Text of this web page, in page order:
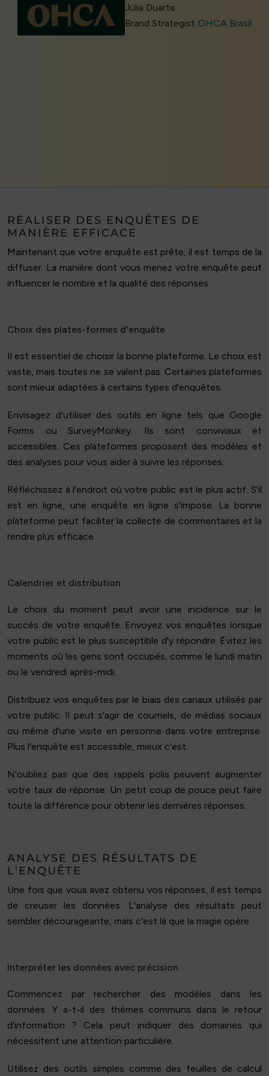
Júlia Duarte
Brand Strategist OHCA Brasil
RÉALISER DES ENQUÊTES DE
MANIÈRE EFFICACE
Maintenant que votre enquête est prête, il est temps de la
diffuser. La manière dont vous menez votre enquête peut
influencer le nombre et la qualité des réponses.
Choix des plates-formes d'enquête
Il est essentiel de choisir la bonne plateforme. Le choix est
vaste, mais toutes ne se valent pas. Certaines plateformes
sont mieux adaptées à certains types d'enquêtes.
Envisagez d'utiliser des outils en ligne tels que Google
Forms ou SurveyMonkey. Ils sont conviviaux et
accessibles. Ces plateformes proposent des modèles et
des analyses pour vous aider à suivre les réponses.
Réfléchissez à l'endroit où votre public est le plus actif. S'il
est en ligne, une enquête en ligne s'impose. La bonne
plateforme peut faciliter la collecte de commentaires et la
rendre plus efficace.
Calendrier et distribution
Le choix du moment peut avoir une incidence sur le
succès de votre enquête. Envoyez vos enquêtes lorsque
votre public est le plus susceptible d'y répondre. Évitez les
moments où les gens sont occupés, comme le lundi matin
ou le vendredi après-midi.
Distribuez vos enquêtes par le biais des canaux utilisés par
votre public. Il peut s'agir de courriels, de médias sociaux
ou même d'une visite en personne dans votre entreprise.
Plus l'enquête est accessible, mieux c'est.
N'oubliez pas que des rappels polis peuvent augmenter
votre taux de réponse. Un petit coup de pouce peut faire
toute la différence pour obtenir les dernières réponses.
ANALYSE DES RÉSULTATS DE
L'ENQUÊTE
Une fois que vous avez obtenu vos réponses, il est temps
de creuser les données. L'analyse des résultats peut
sembler décourageante, mais c'est là que la magie opère.
Interpréter les données avec précision
Commencez par rechercher des modèles dans les
données. Y a-t-il des thèmes communs dans le retour
d'information ? Cela peut indiquer des domaines qui
nécessitent une attention particulière.
Utilisez des outils simples comme des feuilles de calcul